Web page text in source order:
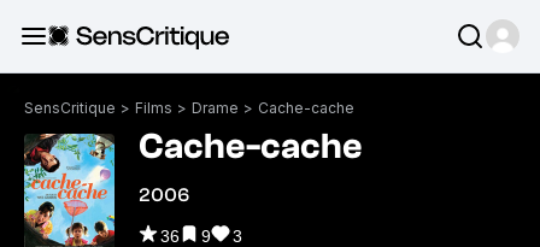
SensCritique > Films > Drame > Cache-cache
Cache-cache
2006
36 9 3